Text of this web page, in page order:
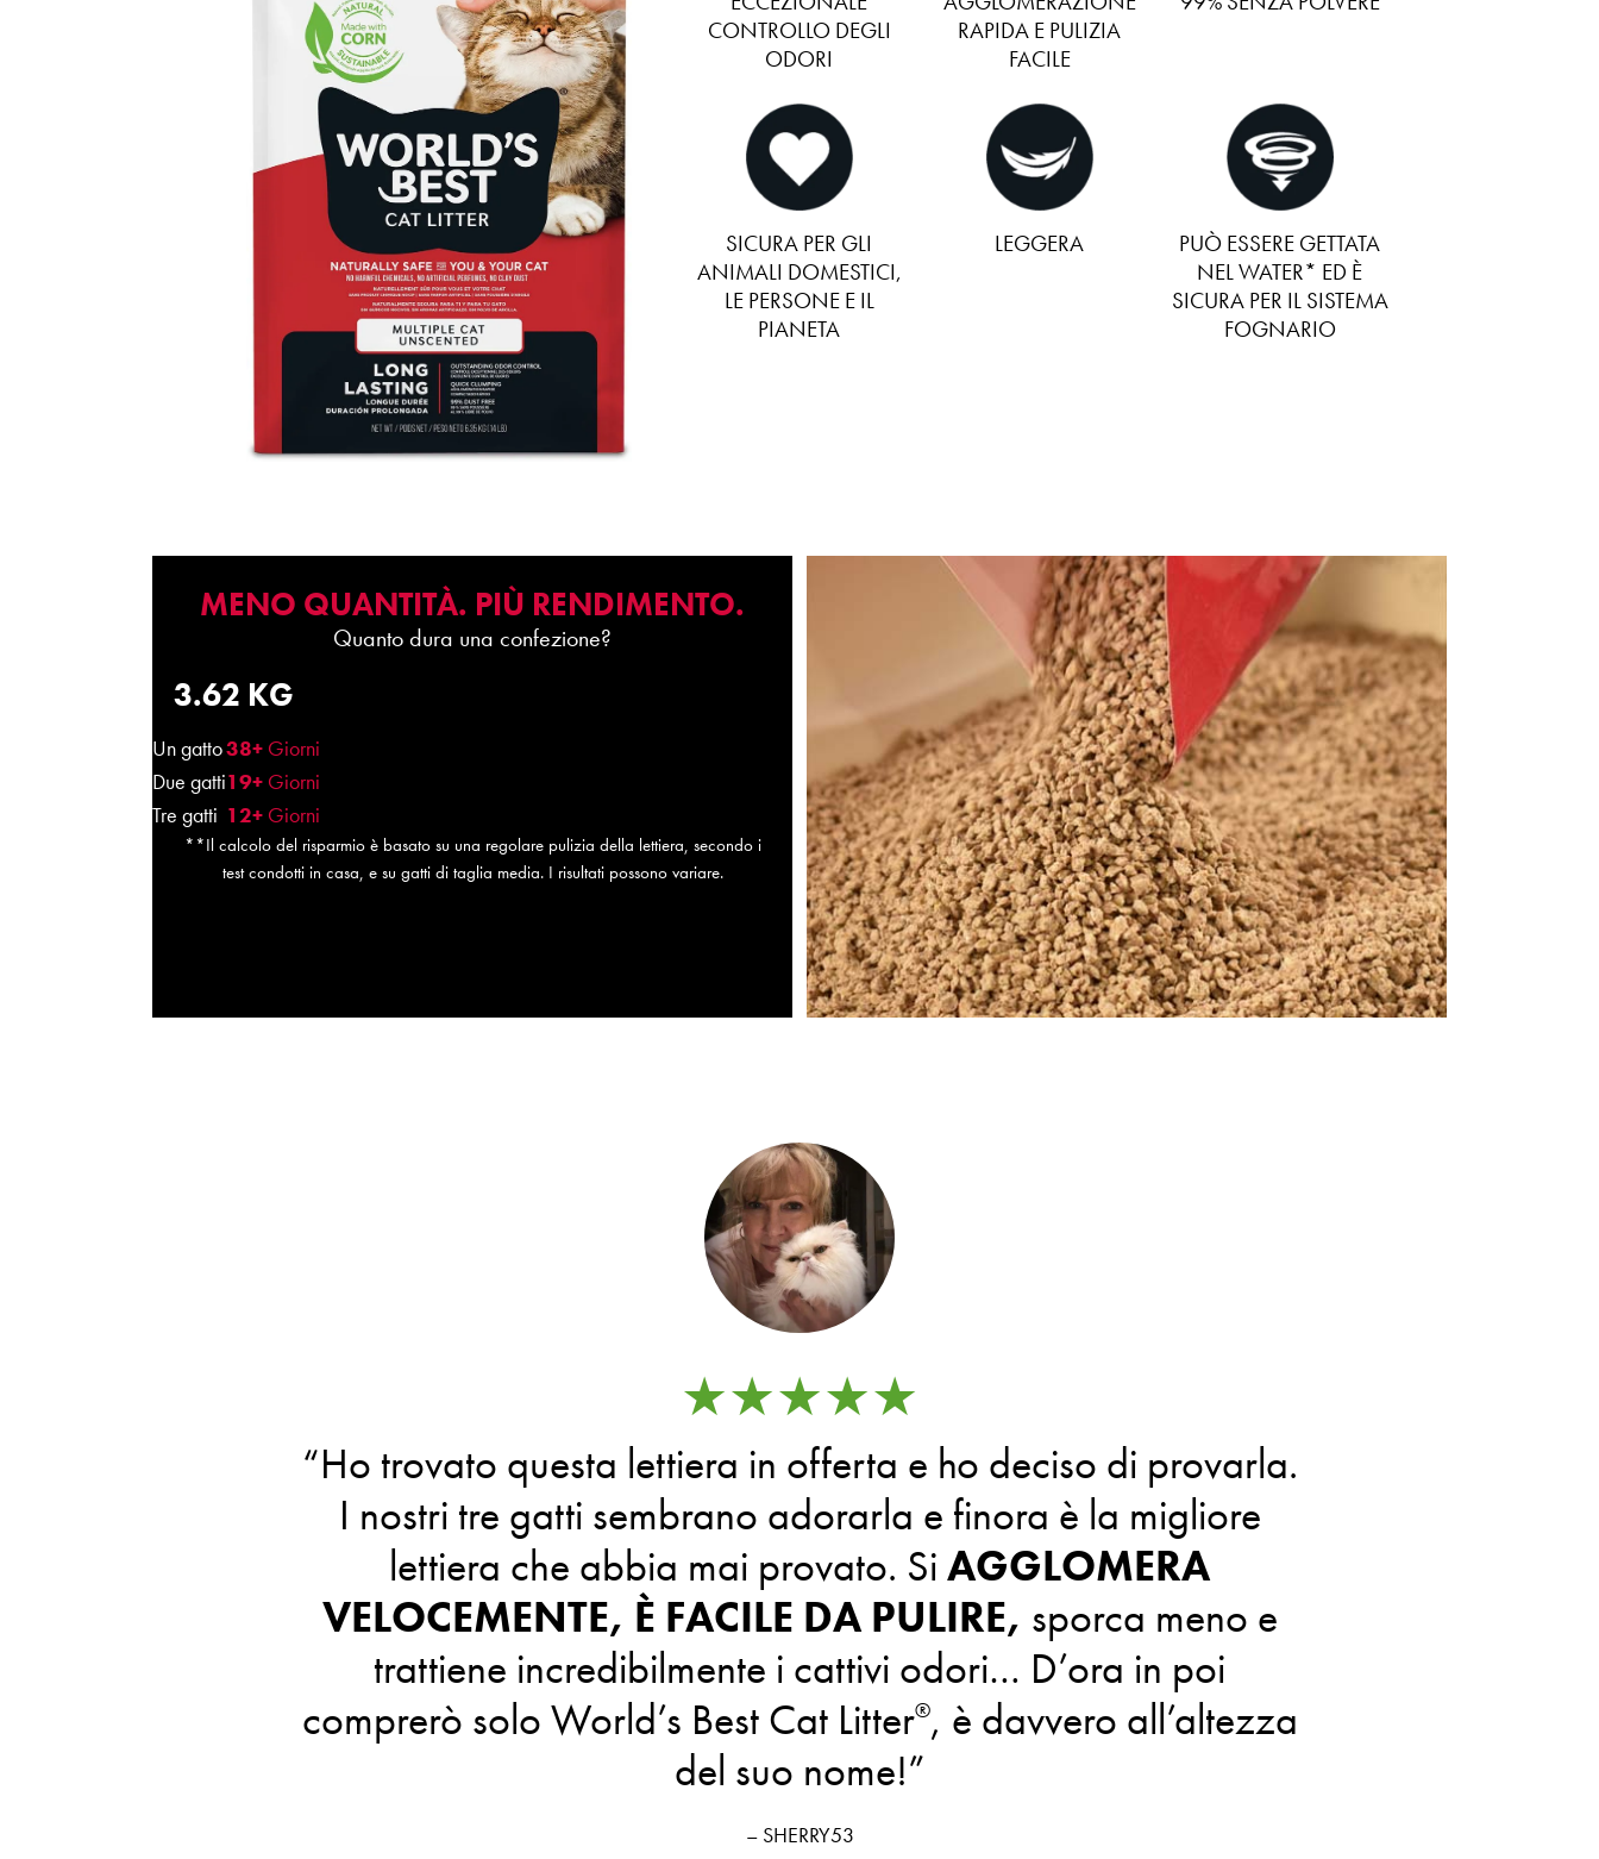
CONTROLLO DEGLI
ODORI
RAPIDA E PULIZIA
FACILE
SICURA PER GLI
ANIMALI DOMESTICI,
LE PERSONE E IL
PIANETA
LEGGERA
PUÒ ESSERE GETTATA
NEL WATER* ED È
SICURA PER IL SISTEMA
FOGNARIO
MENO QUANTITÀ. PIÙ RENDIMENTO.
Quanto dura una confezione?
3.62 KG
Un gatto38+ Giorni
Due gatti19+ Giorni
Tre gatti 12+ Giorni
**Il calcolo del risparmio è basato su una regolare pulizia della lettiera, secondo i
test condotti in casa, e su gatti di taglia media. I risultati possono variare.
★★★★★
“Ho trovato questa lettiera in offerta e ho deciso di provarla.
I nostri tre gatti sembrano adorarla e finora è la migliore
lettiera che abbia mai provato. SiAGGLOMERA
VELOCEMENTE, È FACILE DA PULIRE, sporca meno e
trattiene incredibilmente i cattivi odori… D’ora in poi
comprerò solo World’s Best Cat Litter®, è davvero all’altezza
del suo nome!”
– SHERRY53